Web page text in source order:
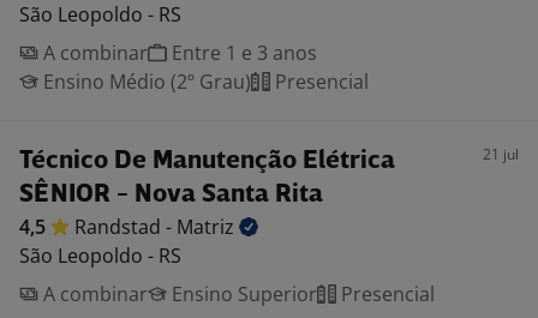
São Leopoldo - RS
A combinar
Entre 1 e 3 anos
Ensino Médio (2º Grau)
Presencial
Técnico De Manutenção Elétrica
SÊNIOR - Nova Santa Rita
21 jul
4,5 Randstad - Matriz
São Leopoldo - RS
A combinar
Ensino Superior Presencial